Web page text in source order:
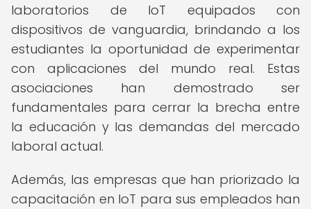
laboratorios de IoT equipados con
dispositivos de vanguardia, brindando a los
estudiantes la oportunidad de experimentar
con aplicaciones del mundo real. Estas
asociaciones han demostrado ser
fundamentales para cerrar la brecha entre
la educación y las demandas del mercado
laboral actual.
Además, las empresas que han priorizado la
capacitación en IoT para sus empleados han